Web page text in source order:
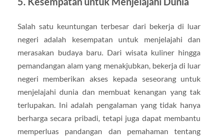
Salah satu keuntungan terbesar dari bekerja di luar
negeri adalah kesempatan untuk menjelajahi dan
merasakan budaya baru. Dari wisata kuliner hingga
pemandangan alam yang menakjubkan, bekerja di luar
negeri memberikan akses kepada seseorang untuk
menjelajahi dunia dan membuat kenangan yang tak
terlupakan. Ini adalah pengalaman yang tidak hanya
berharga secara pribadi, tetapi juga dapat membantu
memperluas pandangan dan pemahaman tentang